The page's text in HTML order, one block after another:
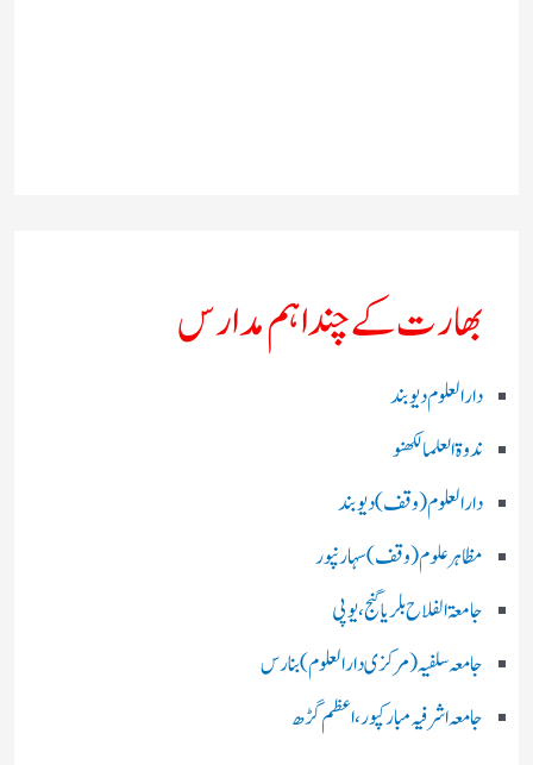
بھارت کے چند اہم مدارس
دارالعلوم دیوبند
ندوۃالعلما لکھنو
دارالعلوم (وقف)دیوبند
مظاہرعلوم (وقف)سہارنپور
جامعۃ الفلاح بلریاگنج،یوپی
جامعہ سلفیہ(مرکزی دارالعلوم )بنارس
جامعہ اشرفیہ مبارکپور،اعظم گڑھ